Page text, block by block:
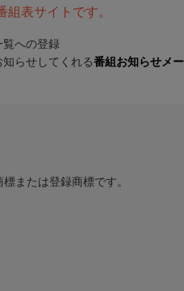
表サイトです。
覧への登録
らせしてくれる番組お知らせメ
または登録商標です。